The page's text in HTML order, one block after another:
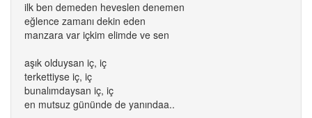
ilk ben demeden heveslen denemen
eğlence zamanı dekin eden
manzara var içkim elimde ve sen
aşık olduysan iç, iç
terkettiyse iç, iç
bunalımdaysan iç, iç
en mutsuz gününde de yanındaa..